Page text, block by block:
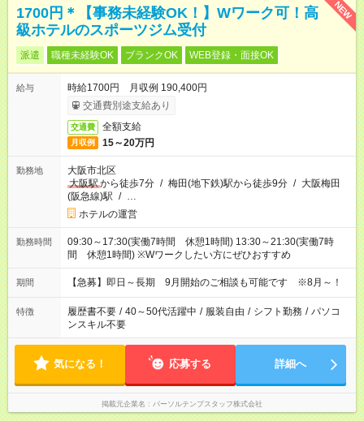
NEW
1700円＊【事務未経験OK！】Wワーク可！高
級ホテルのスポーツジム受付
派遣 職種未経験OK ブランクOK WEB登録・面接OK
給与
時給1700円 月収例 190,400円
交通費別途支給あり
交通費 全額支給
月収例 15～20万円
勤務地
大阪市北区
大阪駅から徒歩7分 / 梅田(地下鉄)駅から徒歩9分 / 大阪梅田
(阪急線)駅 / …
ホテルの運営
勤務時間
09:30～17:30(実働7時間 休憩1時間) 13:30～21:30(実働7時
間 休憩1時間) ※Wワークしたい方にぜひおすすめ
期間 【急募】即日～長期 9月開始のご相談も可能です ※8月～！
特徴 履歴書不要 / 40～50代活躍中 / 服装自由 / シフト勤務 / パソコ
ンスキル不要
気になる！ 応募する 詳細へ
掲載元企業名 パーソルテンプスタッフ株式会社